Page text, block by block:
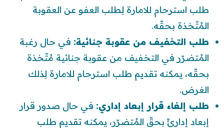
طلب استرحام للامارة لِطلب العفو عن العقوبة
المُتّخذة بحقّه.
طلب التخفيف من عقوبة جنائية: في حال رغبة
المُتضرّر في التخفيف من عقوبة جنائية مُتّخذة
بحقّه، يمكنه تقديم طلب استرحام للامارة لِذلك
الغرض.
طلب إلغاء قرار إبعاد إداري: في حال صدور قرار
إبعاد إداريٍّ بحقّ المُتضرّر، يمكنه تقديم طلب